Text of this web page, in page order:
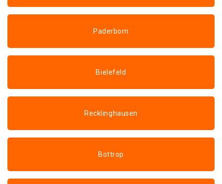
Paderborn
Bielefeld
Recklinghausen
Bottrop